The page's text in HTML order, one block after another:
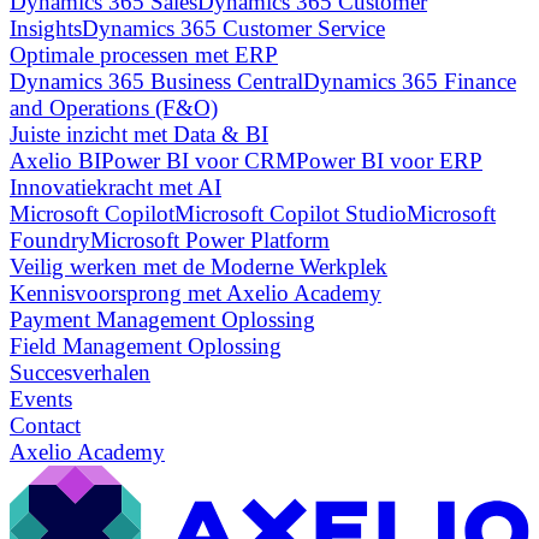
InsightsDynamics 365 Customer Service
Optimale processen met ERP
Dynamics 365 Business CentralDynamics 365 Finance
and Operations (F&O)
Juiste inzicht met Data & BI
Axelio BIPower BI voor CRMPower BI voor ERP
Innovatiekracht met AI
Microsoft CopilotMicrosoft Copilot StudioMicrosoft
FoundryMicrosoft Power Platform
Veilig werken met de Moderne Werkplek
Kennisvoorsprong met Axelio Academy
Payment Management Oplossing
Field Management Oplossing
Succesverhalen
Events
Contact
Axelio Academy